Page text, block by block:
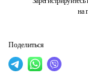
на
Поделиться